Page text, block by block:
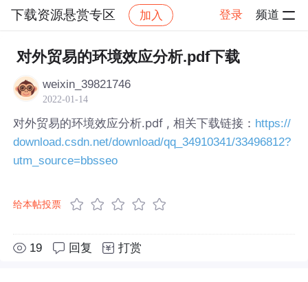
下载资源悬赏专区 加入 登录 频道
社区 下载资源悬赏专区 帖子详情
对外贸易的环境效应分析.pdf下载
weixin_39821746
2022-01-14
对外贸易的环境效应分析.pdf , 相关下载链接： https://
download.csdn.net/download/qq_34910341/33496812?
utm_source=bbsseo
给本帖投票
19 回复 打赏